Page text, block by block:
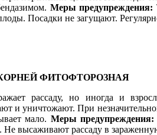
Меры предупреждения:
Посадки не загущают.
ФИТОФТОРОЗНАЯ
рассаду, но иногда и
и унич­тожают. При
мало. Меры предупреждения:
Не высаживают рассаду в